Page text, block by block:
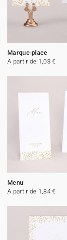
Marque-place
A partir de 1,03 €
Menu
A partir de 1,84 €